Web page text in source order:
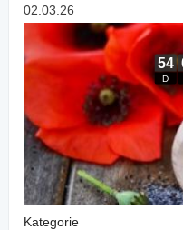
02.03.26
Kategorie